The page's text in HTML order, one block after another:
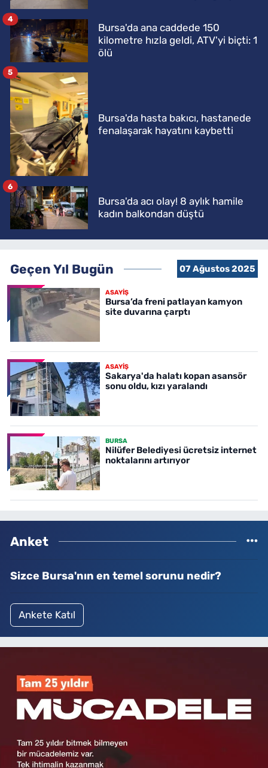
Bursa'da ana caddede 150
kilometre hızla geldi, ATV'yi biçti: 1
ölü
4
Bursa'da hasta bakıcı, hastanede
fenalaşarak hayatını kaybetti
5
Bursa'da acı olay! 8 aylık hamile
kadın balkondan düştü
6
Geçen Yıl Bugün 07 Ağustos 2025
ASAYİŞ
Bursa’da freni patlayan kamyon
site duvarına çarptı
ASAYİŞ
Sakarya'da halatı kopan asansör
sonu oldu, kızı yaralandı
BURSA
Nilüfer Belediyesi ücretsiz internet
noktalarını artırıyor
Anket
Sizce Bursa'nın en temel sorunu nedir?
Ankete Katıl